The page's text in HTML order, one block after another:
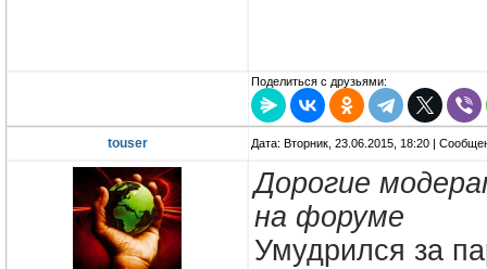
Поделиться с друзьями:
touser Дата: Вторник, 23.06.2015, 18:20 |
Дорогие
на форуме
Умудрился за